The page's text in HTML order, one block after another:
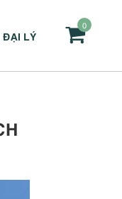
0
ĐẠI LÝ